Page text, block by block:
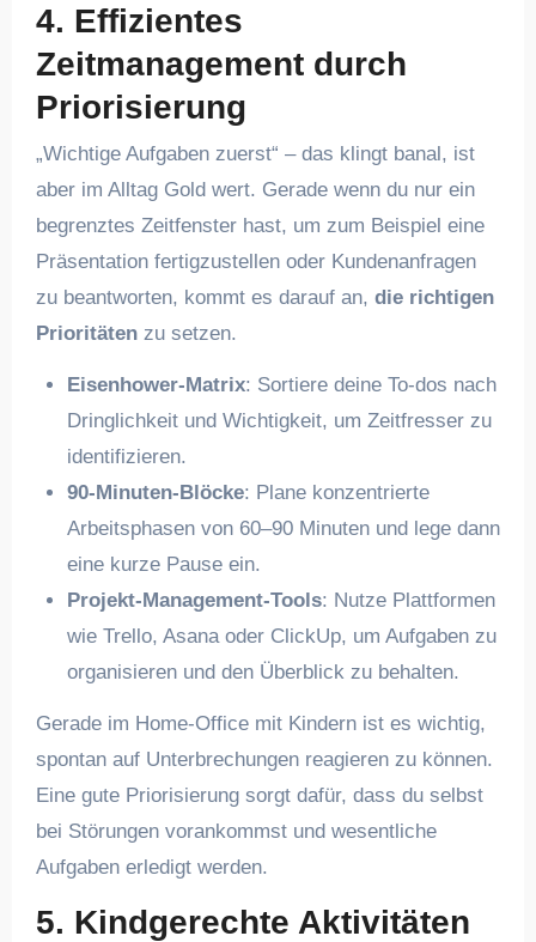
4. Effizientes
Zeitmanagement durch
Priorisierung
„Wichtige Aufgaben zuerst“ – das klingt banal, ist
aber im Alltag Gold wert. Gerade wenn du nur ein
begrenztes Zeitfenster hast, um zum Beispiel eine
Präsentation fertigzustellen oder Kundenanfragen
zu beantworten, kommt es darauf an, die richtigen
Prioritätenzu setzen.
Eisenhower-Matrix: Sortiere deine To-dos nach
Dringlichkeit und Wichtigkeit, um Zeitfresser zu
identifizieren.
90-Minuten-Blöcke: Plane konzentrierte
Arbeitsphasen von 60–90 Minuten und lege dann
eine kurze Pause ein.
Projekt-Management-Tools: Nutze Plattformen
wie Trello, Asana oder ClickUp, um Aufgaben zu
organisieren und den Überblick zu behalten.
Gerade im Home-Office mit Kindern ist es wichtig,
spontan auf Unterbrechungen reagieren zu können.
Eine gute Priorisierung sorgt dafür, dass du selbst
bei Störungen vorankommst und wesentliche
Aufgaben erledigt werden.
5. Kindgerechte Aktivitäten